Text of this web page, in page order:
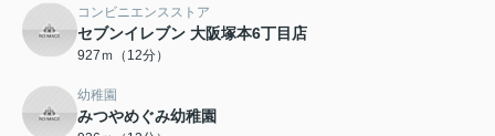
コンビニエンスストア
セブンイレブン 大阪塚本6丁目店
927ｍ（12分）
幼稚園
みつやめぐみ幼稚園